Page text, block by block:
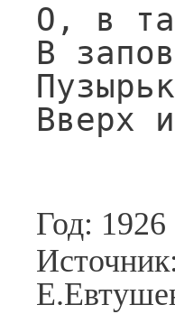
О, в
В
Вверх
Год: 1926